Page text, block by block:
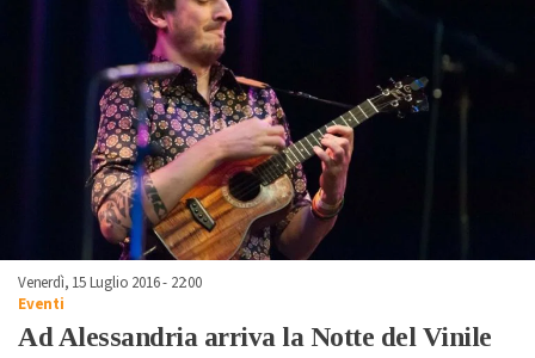
Venerdì, 15 Luglio 2016 - 22:00
Eventi
Ad Alessandria arriva la Notte del Vinile